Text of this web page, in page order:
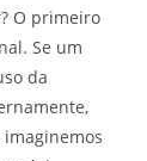
O primeiro
Se um
da